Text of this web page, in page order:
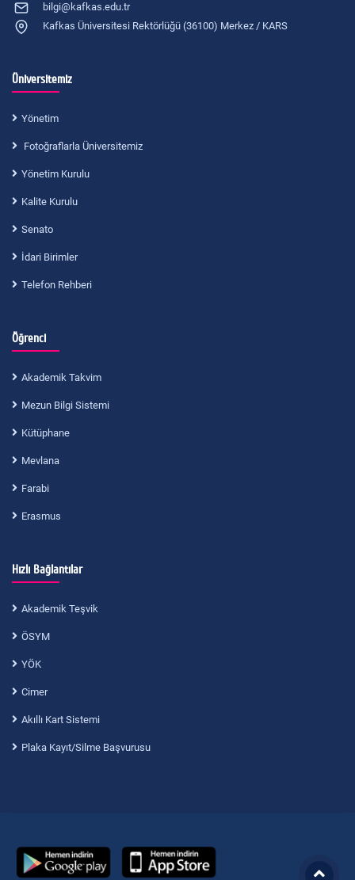
bilgi@kafkas.edu.tr
Kafkas Üniversitesi Rektörlüğü (36100) Merkez / KARS
Üniversitemiz
Yönetim
Fotoğraflarla Üniversitemiz
Yönetim Kurulu
Kalite Kurulu
Senato
İdari Birimler
Telefon Rehberi
Öğrenci
Akademik Takvim
Mezun Bilgi Sistemi
Kütüphane
Mevlana
Farabi
Erasmus
Hızlı Bağlantılar
Akademik Teşvik
ÖSYM
YÖK
Cimer
Akıllı Kart Sistemi
Plaka Kayıt/Silme Başvurusu